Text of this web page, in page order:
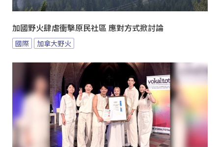
加國野火肆虐衝擊原民社區 應對方式掀討論
國際 加拿大野火